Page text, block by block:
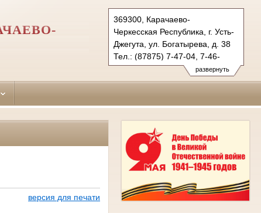
развернуть
369300, Карачаево-
Черкесская Республика, г. Усть-
Джегута, ул. Богатырева, д. 38
Тел.: (87875) 7-47-04, 7-46-
98 (ф.)
ust-djegutinsky.kchr@sudrf.ru
версия для печати